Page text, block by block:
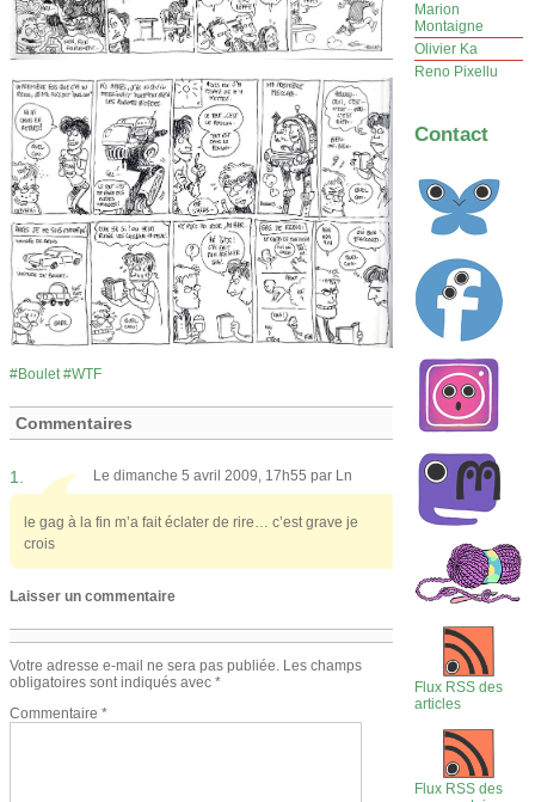
Boulet WTF
Commentaires
1. Le dimanche 5 avril 2009, 17h55 par Ln
le gag à la fin m’a fait éclater de rire… c’est grave je
crois
Laisser un commentaire
Votre adresse e-mail ne sera pas publiée. Les champs
obligatoires sont indiqués avec *
Commentaire *
Marion
Montaigne
Olivier Ka
Reno Pixellu
Contact
Flux RSS des
articles
Flux RSS des